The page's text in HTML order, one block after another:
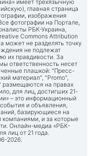
имеет трехязычную
главная страница
изображения
фотографии на Портале,
РБК-Украина,
Commons Attribution
может не разделять точку
не подлежат
их правдивости. За
ответственность несет
плашкой: "Пресс-
материал", "Promo",
размещаются на правах
для лиц, достигших 21-
– это информационный
и объявления,
базирующиеся на
и за которые
Онлайн-медиа «РБК-
лиц от 21 года.
2026.